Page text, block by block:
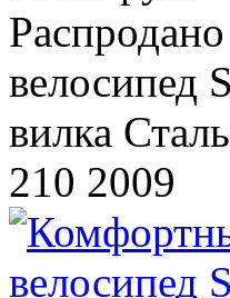
Распродано
велосипед
вилка
210 2009